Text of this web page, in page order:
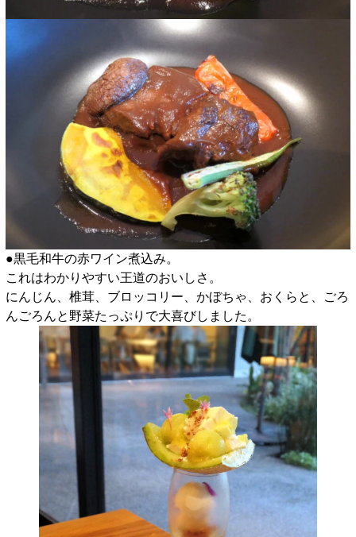
●黒毛和牛の赤ワイン煮込み。
これはわかりやすい王道のおいしさ。
にんじん、椎茸、ブロッコリー、かぼちゃ、おくらと、ごろ
んごろんと野菜たっぷりで大喜びしました。